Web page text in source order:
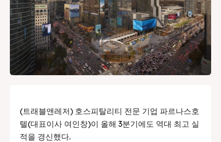
(트래블앤레저) 호스피탈리티 전문 기업 파르나스호
텔(대표이사 여인창)이 올해 3분기에도 역대 최고 실
적을 경신했다.